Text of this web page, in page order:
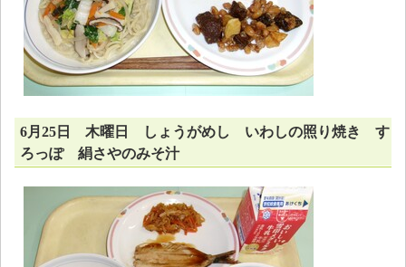
6月25日 木曜日 しょうがめし いわしの照り焼き す
ろっぽ 絹さやのみそ汁